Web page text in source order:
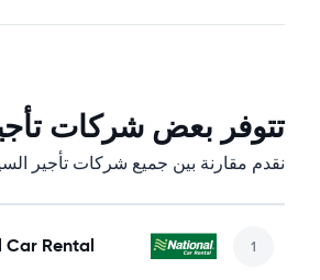
تتوفر بعض شركات
نقدم مقارنة بين جميع شركات تأجير
Car Rental